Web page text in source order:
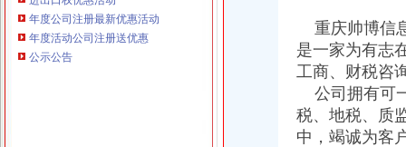
本站导航年度公司注册最新优惠活动
年度活动公司注册送优惠
公示公告
重庆帅博信
是一家为有志
工商、财税咨
公司拥有可
税、地税、质
中，竭诚为客